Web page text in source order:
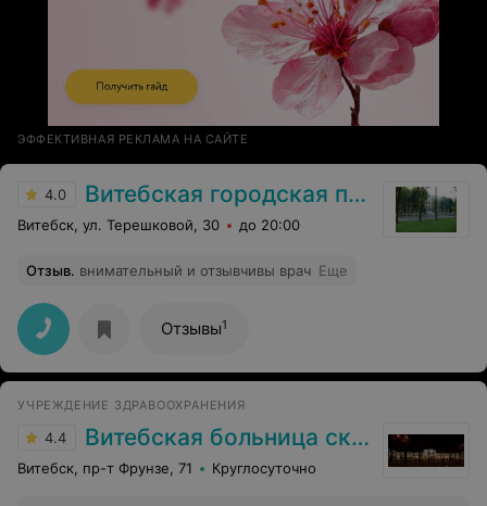
ЭФФЕКТИВНАЯ РЕКЛАМА НА САЙТЕ
4.0 Витебская городская поликлиника №1
Витебск, ул. Терешковой, 30 до 20:00
Отзыв. внимательный и отзывчивы врач Еще
Отзывы1
УЧРЕЖДЕНИЕ ЗДРАВООХРАНЕНИЯ
4.4 Витебская больница скорой помощи
Витебск, пр-т Фрунзе, 71 Круглосуточно